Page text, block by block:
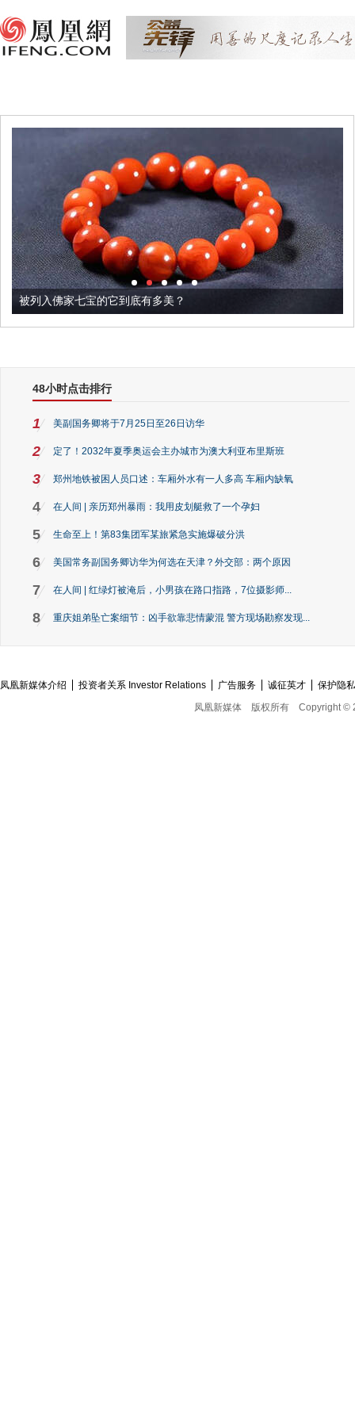
被列入佛家七宝的它到底有多美？
48小时点击排行
1 美副国务卿将于7月25日至26日访华
2 定了！2032年夏季奥运会主办城市为澳大利亚布里斯班
3 郑州地铁被困人员口述：车厢外水有一人多高 车厢内缺氧
4 在人间 | 亲历郑州暴雨：我用皮划艇救了一个孕妇
5 生命至上！第83集团军某旅紧急实施爆破分洪
6 美国常务副国务卿访华为何选在天津？外交部：两个原因
7 在人间 | 红绿灯被淹后，小男孩在路口指路，7位摄影师...
8 重庆姐弟坠亡案细节：凶手欲靠悲情蒙混 警方现场勘察发现...
凤凰新媒体介绍 投资者关系 Investor Relations 广告服务 诚征英才
保护隐
凤凰新媒体
版权所有 Copyright ©